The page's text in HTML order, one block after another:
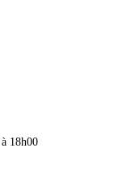
18h00